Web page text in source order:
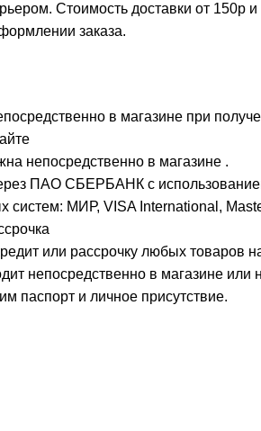
Стоимость доставки от 150р и
заказа.
в магазине при
непосредственно в магазине .
ПАО СБЕРБАНК с
систем: МИР, VISA International,
или рассрочку любых товаров
непосредственно в магазине или
паспорт и личное присутствие.